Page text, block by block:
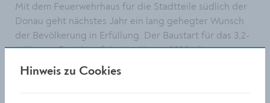
Mit dem Feuerwehrhaus für die Stadtteile südlich der
Donau geht nächstes Jahr ein lang gehegter Wunsch
der Bevölkerung in Erfüllung. Der Baustart für das 3,2-
Millionen-Projekt erfolgt im Jänner 2020, die
Fertigstellung ist ebenfalls noch im nächsten Jahr
Hinweis zu Cookies